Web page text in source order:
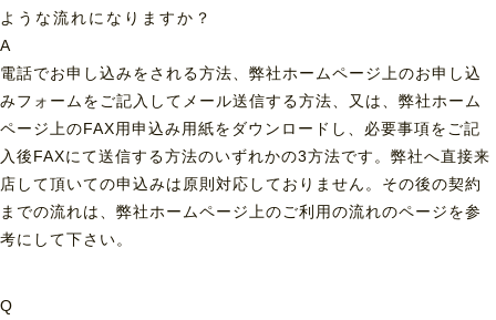
ような流れになりますか？
A
電話でお申し込みをされる方法、弊社ホームページ上のお申し込
みフォームをご記入してメール送信する方法、又は、弊社ホーム
ページ上のFAX用申込み用紙をダウンロードし、必要事項をご記
入後FAXにて送信する方法のいずれかの3方法です。弊社へ直接来
店して頂いての申込みは原則対応しておりません。その後の契約
までの流れは、弊社ホームページ上のご利用の流れのページを参
考にして下さい。
Q